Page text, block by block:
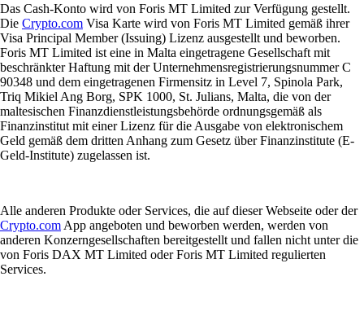
Das Cash-Konto wird von Foris MT Limited zur Verfügung gestellt.
Die Crypto.com Visa Karte wird von Foris MT Limited gemäß ihrer
Visa Principal Member (Issuing) Lizenz ausgestellt und beworben.
Foris MT Limited ist eine in Malta eingetragene Gesellschaft mit
beschränkter Haftung mit der Unternehmensregistrierungsnummer C
90348 und dem eingetragenen Firmensitz in Level 7, Spinola Park,
Triq Mikiel Ang Borg, SPK 1000, St. Julians, Malta, die von der
maltesischen Finanzdienstleistungsbehörde ordnungsgemäß als
Finanzinstitut mit einer Lizenz für die Ausgabe von elektronischem
Geld gemäß dem dritten Anhang zum Gesetz über Finanzinstitute (E-
Geld-Institute) zugelassen ist.
Alle anderen Produkte oder Services, die auf dieser Webseite oder der
Crypto.com App angeboten und beworben werden, werden von
anderen Konzerngesellschaften bereitgestellt und fallen nicht unter die
von Foris DAX MT Limited oder Foris MT Limited regulierten
Services.